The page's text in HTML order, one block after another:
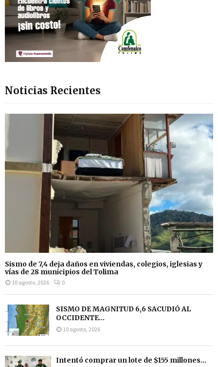
Noticias Recientes
Sismo de 7,4 deja daños en viviendas, colegios, iglesias y
vías de 28 municipios del Tolima
10 agosto, 2026 0
SISMO DE MAGNITUD 6,6 SACUDIÓ AL
OCCIDENTE...
10 agosto, 2026
Intentó comprar un lote de $155 millones...